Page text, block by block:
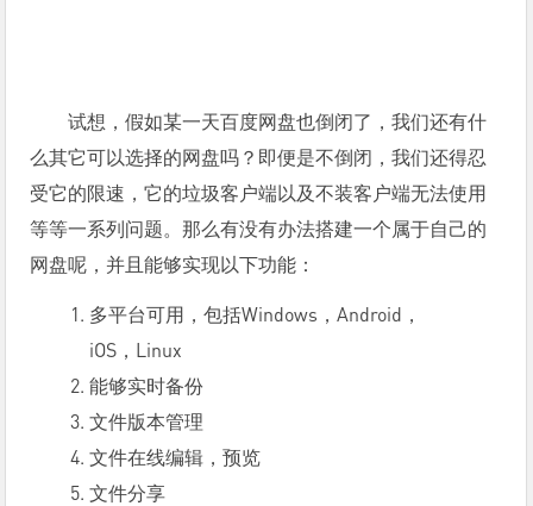
试想，假如某一天百度网盘也倒闭了，我们还有什
么其它可以选择的网盘吗？即便是不倒闭，我们还得忍
受它的限速，它的垃圾客户端以及不装客户端无法使用
等等一系列问题。那么有没有办法搭建一个属于自己的
网盘呢，并且能够实现以下功能：
多平台可用，包括Windows，Android，
iOS，Linux
能够实时备份
文件版本管理
文件在线编辑，预览
文件分享